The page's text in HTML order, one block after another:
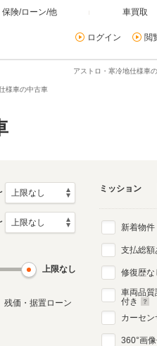
保険/ローン/他 車買取
ログイン 閲
アストロ・寒冷地仕様車
様車の中古車
上限なし
残価・据置ローン
ミッション
新着物件
支払総額
修復歴な
車両品質
付き
カーセ
360°画